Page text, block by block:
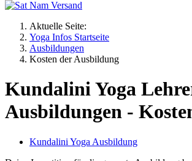
Aktuelle Seite:
Yoga Infos Startseite
Ausbildungen
Kosten der Ausbildung
Kundalini Yoga
Ausbildungen -
Kundalini Yoga Ausbildung